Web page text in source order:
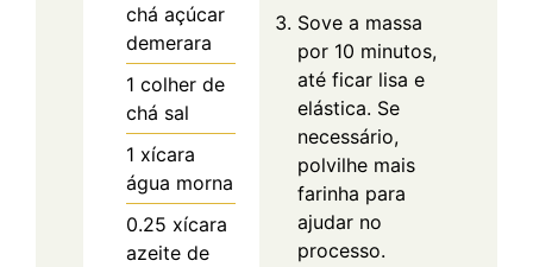
chá açúcar
demerara
1 colher de
chá sal
1 xícara
água morna
0.25 xícara
azeite de
Sove a massa
por 10 minutos,
até ficar lisa e
elástica. Se
necessário,
polvilhe mais
farinha para
ajudar no
processo.